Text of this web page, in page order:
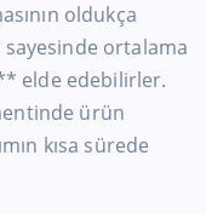
oldukça
ortalama
elde edebilirler.
ürün
kısa sürede